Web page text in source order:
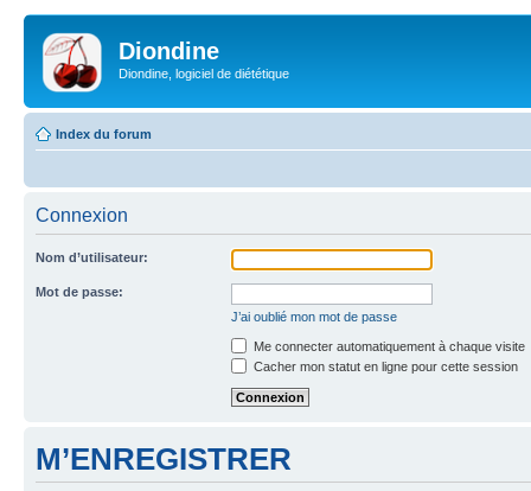
Diondine
Diondine, logiciel de diététique
Index du forum
Connexion
Nom d’utilisateur:
Mot de passe:
J’ai oublié mon mot de passe
Me connecter automatiquement à chaque visite
Cacher mon statut en ligne pour cette session
M’ENREGISTRER